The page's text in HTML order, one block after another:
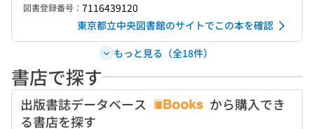
図書登録番号： 7116439120
東京都立中央図書館のサイトでこの本を確認
もっと見る（全18件）
書店で探す
出版書誌データベース
から購入でき
る書店を探す